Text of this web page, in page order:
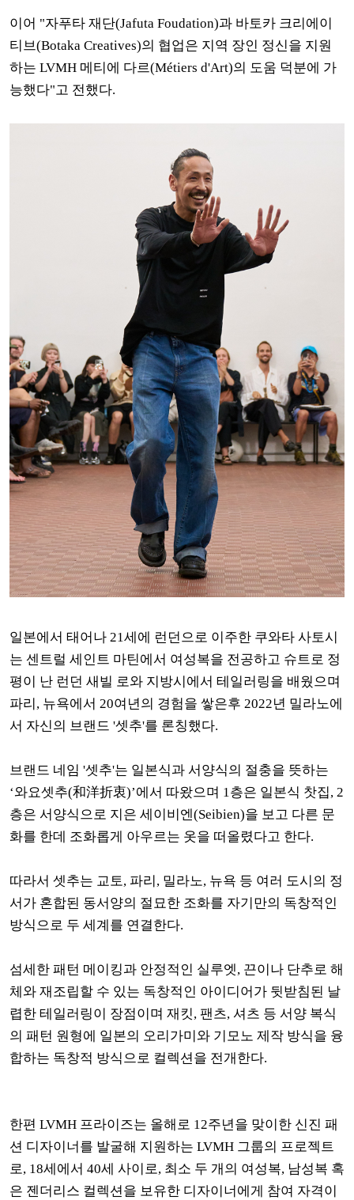
이어 "자푸타 재단(Jafuta Foudation)과 바토카 크리에이
티브(Botaka Creatives)의 협업은 지역 장인 정신을 지원
하는 LVMH 메티에 다르(Métiers d'Art)의 도움 덕분에 가
능했다"고 전했다.
일본에서 태어나 21세에 런던으로 이주한 쿠와타 사토시
는 센트럴 세인트 마틴에서 여성복을 전공하고 슈트로 정
평이 난 런던 새빌 로와 지방시에서 테일러링을 배웠으며
파리, 뉴욕에서 20여년의 경험을 쌓은후 2022년 밀라노에
서 자신의 브랜드 '셋추'를 론칭했다.
브랜드 네임 '셋추'는 일본식과 서양식의 절충을 뜻하는
‘와요셋추(和洋折衷)’에서 따왔으며 1층은 일본식 찻집, 2
층은 서양식으로 지은 세이비엔(Seibien)을 보고 다른 문
화를 한데 조화롭게 아우르는 옷을 떠올렸다고 한다.
따라서 셋추는 교토, 파리, 밀라노, 뉴욕 등 여러 도시의 정
서가 혼합된 동서양의 절묘한 조화를 자기만의 독창적인
방식으로 두 세계를 연결한다.
섬세한 패턴 메이킹과 안정적인 실루엣, 끈이나 단추로 해
체와 재조립할 수 있는 독창적인 아이디어가 뒷받침된 날
렵한 테일러링이 장점이며 재킷, 팬츠, 셔츠 등 서양 복식
의 패턴 원형에 일본의 오리가미와 기모노 제작 방식을 융
합하는 독창적 방식으로 컬렉션을 전개한다.
한편 LVMH 프라이즈는 올해로 12주년을 맞이한 신진 패
션 디자이너를 발굴해 지원하는 LVMH 그룹의 프로젝트
로, 18세에서 40세 사이로, 최소 두 개의 여성복, 남성복 혹
은 젠더리스 컬렉션을 보유한 디자이너에게 참여 자격이